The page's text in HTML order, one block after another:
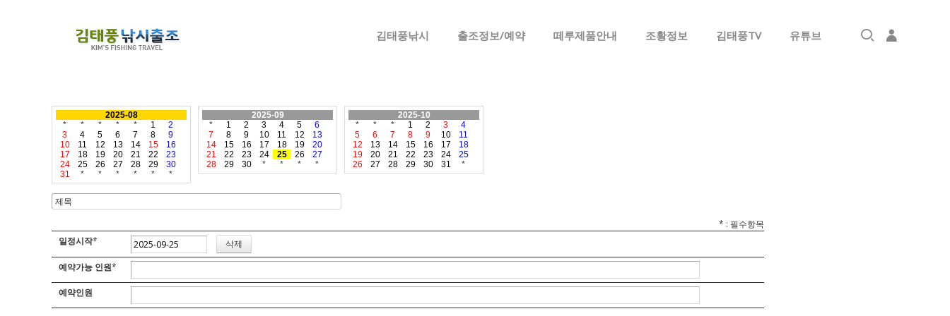
김태풍낚시 출조정보/예약 떼루제품안내 조황정보 김태풍TV 유튜브
2025-08
*
* * * * 1
2
3
4 5 6 7 8
9
10
11 12 13 14 15
16
17
18 19 20 21 22
23
24
25 26 27 28 29
30
31
* * * * * *
2025-09
*
1 2 3 4 5
6
7
8 9 10 11 12
13
14
15 16 17 18 19
20
21
22 23 24 25 26
27
28
29 30 * * * *
2025-10
*
* * 1 2 3
4
5
6 7 8 9 10
11
12
13 14 15 16 17
18
19
20 21 22 23 24
25
26
27 28 29 30 31 *
* : 필수항목
일정시작*
예약가능 인원*
예약인원